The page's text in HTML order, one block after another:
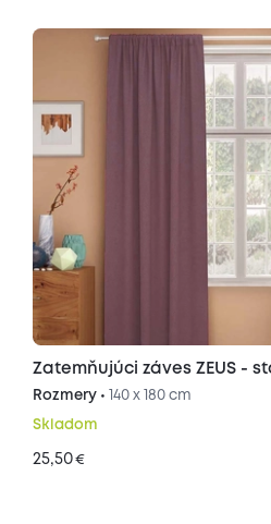
Zatemňujúci záves ZEUS -
Rozmery • 140 x 180 cm
Skladom
25,50€